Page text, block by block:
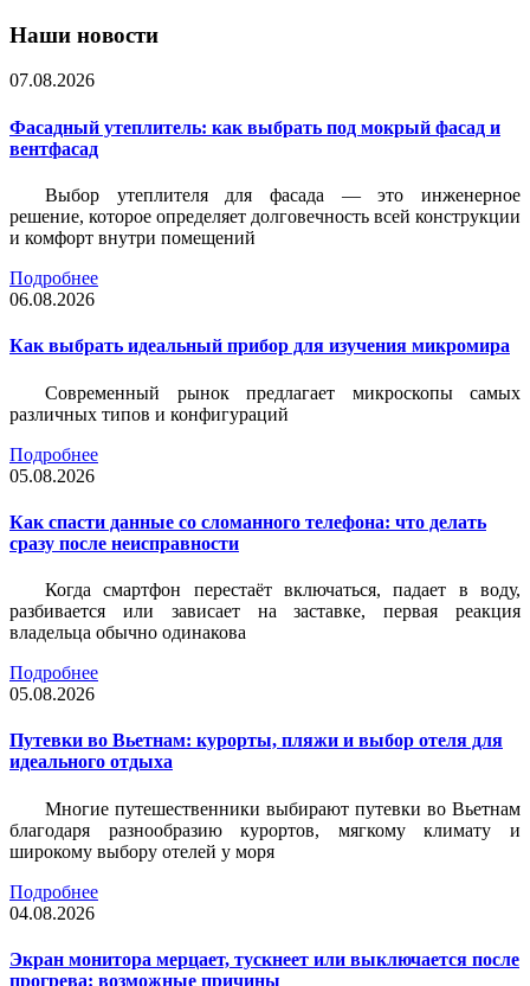
Наши новости
07.08.2026
Фасадный утеплитель: как выбрать под мокрый фасад и
вентфасад
Выбор утеплителя для фасада — это инженерное
решение, которое определяет долговечность всей конструкции
и комфорт внутри помещений
Подробнее
06.08.2026
Как выбрать идеальный прибор для изучения микромира
Современный рынок предлагает микроскопы самых
различных типов и конфигураций
Подробнее
05.08.2026
Как спасти данные со сломанного телефона: что делать
сразу после неисправности
Когда смартфон перестаёт включаться, падает в воду,
разбивается или зависает на заставке, первая реакция
владельца обычно одинакова
Подробнее
05.08.2026
Путевки во Вьетнам: курорты, пляжи и выбор отеля для
идеального отдыха
Многие путешественники выбирают путевки во Вьетнам
благодаря разнообразию курортов, мягкому климату и
широкому выбору отелей у моря
Подробнее
04.08.2026
Экран монитора мерцает, тускнеет или выключается после
прогрева: возможные причины